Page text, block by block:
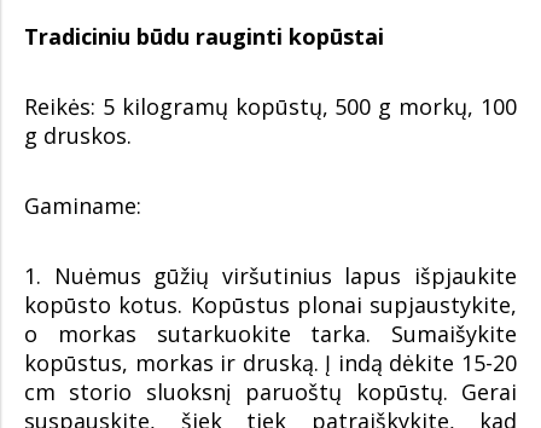
Tradiciniu būdu rauginti kopūstai
Reikės: 5 kilogramų kopūstų, 500 g morkų, 100
g druskos.
Gaminame:
1. Nuėmus gūžių viršutinius lapus išpjaukite
kopūsto kotus. Kopūstus plonai supjaustykite,
o morkas sutarkuokite tarka. Sumaišykite
kopūstus, morkas ir druską. Į indą dėkite 15-20
cm storio sluoksnį paruoštų kopūstų. Gerai
suspauskite, šiek tiek patraiškykite, kad